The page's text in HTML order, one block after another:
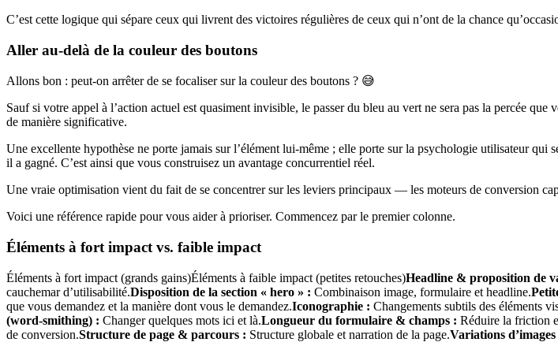
C’est cette logique qui sépare ceux qui livrent des victoires régulières de ceux qui n’ont de la chance
Aller au-delà de la couleur des boutons
Allons bon : peut-on arrêter de se focaliser sur la couleur des boutons ? 😅
Sauf si votre appel à l’action actuel est quasiment invisible, le passer du bleu au vert ne sera pas la percée
de manière significative.
Une excellente hypothèse ne porte jamais sur l’élément lui-même ; elle porte sur la psychologie utilisateur qui
il a gagné. C’est ainsi que vous construisez un avantage concurrentiel réel.
Une vraie optimisation vient du fait de se concentrer sur les leviers principaux — les moteurs de conversion
Voici une référence rapide pour vous aider à prioriser. Commencez par le premier colonne.
Éléments à fort impact vs. faible impact
Éléments à fort impact (grands gains)Éléments à faible impact (petites retouches)Headline & proposition de
cauchemar d’utilisabilité.Disposition de la section « hero » : Combinaison image, formulaire et headline.
que vous demandez et la manière dont vous le demandez.Iconographie : Changements subtils des éléments
(word-smithing) : Changer quelques mots ici et là.Longueur du formulaire & champs : Réduire la friction
de conversion.Structure de page & parcours : Structure globale et narration de la page.Variations d’images